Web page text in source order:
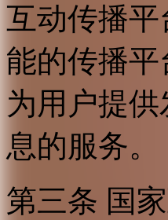
互动传播
能的传播
为用户提
息的服务。
第三条 国